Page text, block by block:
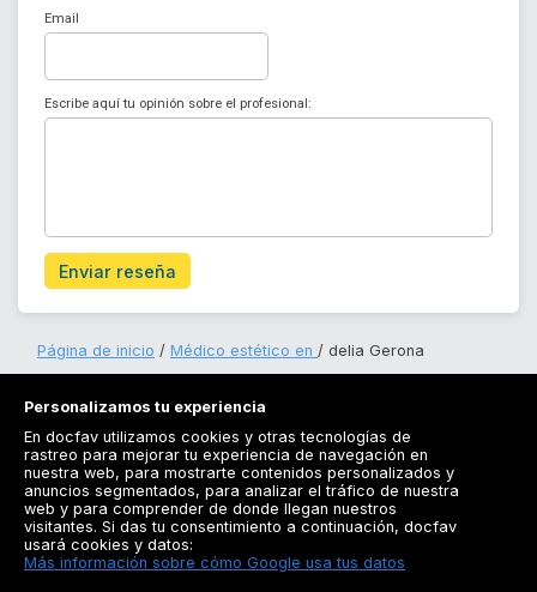
Email
Escribe aquí tu opinión sobre el profesional:
Enviar reseña
Página de inicio Médico estético en delia Gerona
Registrarse
Docfav
Personalizamos tu experiencia
En docfav utilizamos cookies y otras tecnologías de
rastreo para mejorar tu experiencia de navegación en
nuestra web, para mostrarte contenidos personalizados y
anuncios segmentados, para analizar el tráfico de nuestra
web y para comprender de donde llegan nuestros
visitantes. Si das tu consentimiento a continuación, docfav
usará cookies y datos:
Más información sobre cómo Google usa tus datos